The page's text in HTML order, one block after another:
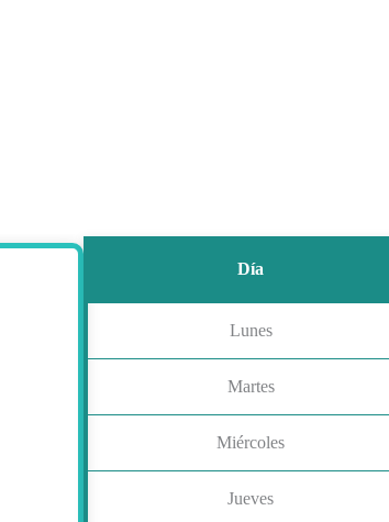
Día
Lunes
Martes
Miércoles
Jueves